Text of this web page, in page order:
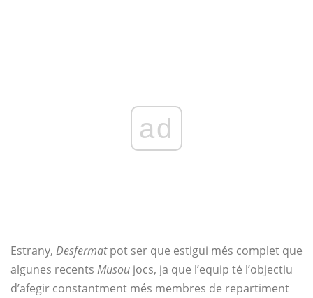
ad
Estrany, Desfermatpot ser que estigui més complet que
algunes recents Musou jocs, ja que l’equip té l’objectiu
d’afegir constantment més membres de repartiment